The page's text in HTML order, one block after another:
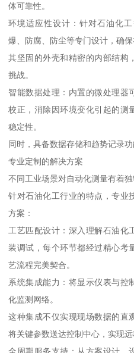
体可靠性。
环境适应性设计：针对石油化
爆、防腐、防尘等专门设计，确
其坚固的外壳和精密的内部结构
挑战。
智能数据处理：内置的微处理器
校正，消除因环境变化引起的测
稳定性。
同时，具备数据存储和趋势记录
专业定制的解决方案
不同工业场景对自动化测量有着独
针对石油化工行业的特点，专业
方案：
工艺匹配设计：深入理解石油化
装调试，每个环节都经过精心考
艺流程完美契合。
系统集成能力：将显示仪表与控
化监测网络。
这种集成不仅实现现场数据的直
将关键参数送达控制中心，实现远
全周期服务支持：从方案设计、